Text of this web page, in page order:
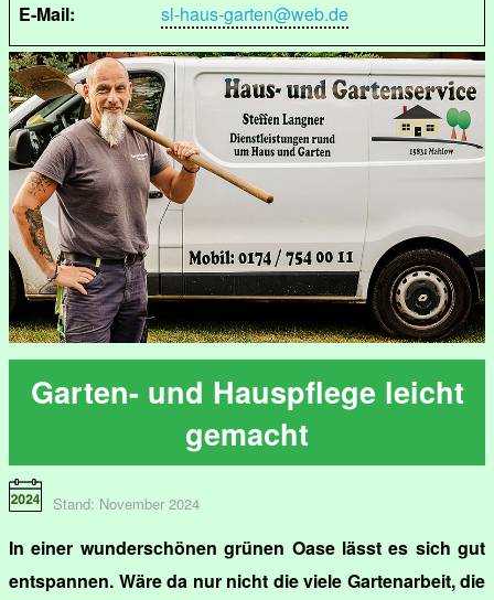
E-Mail:
sl-haus-garten@web.de
Garten- und Hauspflege leicht
gemacht
Stand: November 2024
In einer wunderschönen grünen Oase lässt es sich gut
entspannen. Wäre da nur nicht die viele Gartenarbeit, die